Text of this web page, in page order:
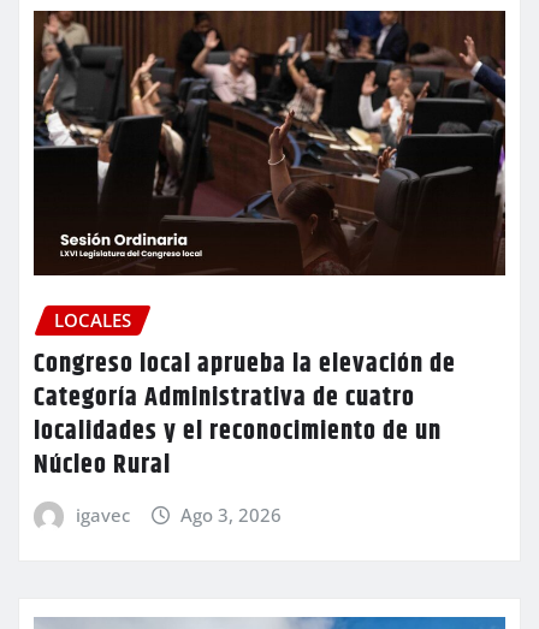
LOCALES
Congreso local aprueba la elevación de
Categoría Administrativa de cuatro
localidades y el reconocimiento de un
Núcleo Rural
igavec Ago 3, 2026